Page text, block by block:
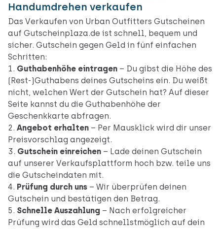
Handumdrehen verkaufen
Das Verkaufen von Urban Outfitters Gutscheinen
auf Gutscheinplaza.de ist schnell, bequem und
sicher. Gutschein gegen Geld in fünf einfachen
Schritten:
Guthabenhöhe eintragen – Du gibst die Höhe des
(Rest-)Guthabens deines Gutscheins ein. Du weißt
nicht, welchen Wert der Gutschein hat? Auf dieser
Seite kannst du die Guthabenhöhe der
Geschenkkarte abfragen.
Angebot erhalten – Per Mausklick wird dir unser
Preisvorschlag angezeigt.
Gutschein einreichen – Lade deinen Gutschein
auf unserer Verkaufsplattform hoch bzw. teile uns
die Gutscheindaten mit.
Prüfung durch uns – Wir überprüfen deinen
Gutschein und bestätigen den Betrag.
Schnelle Auszahlung – Nach erfolgreicher
Prüfung wird das Geld schnellstmöglich auf dein